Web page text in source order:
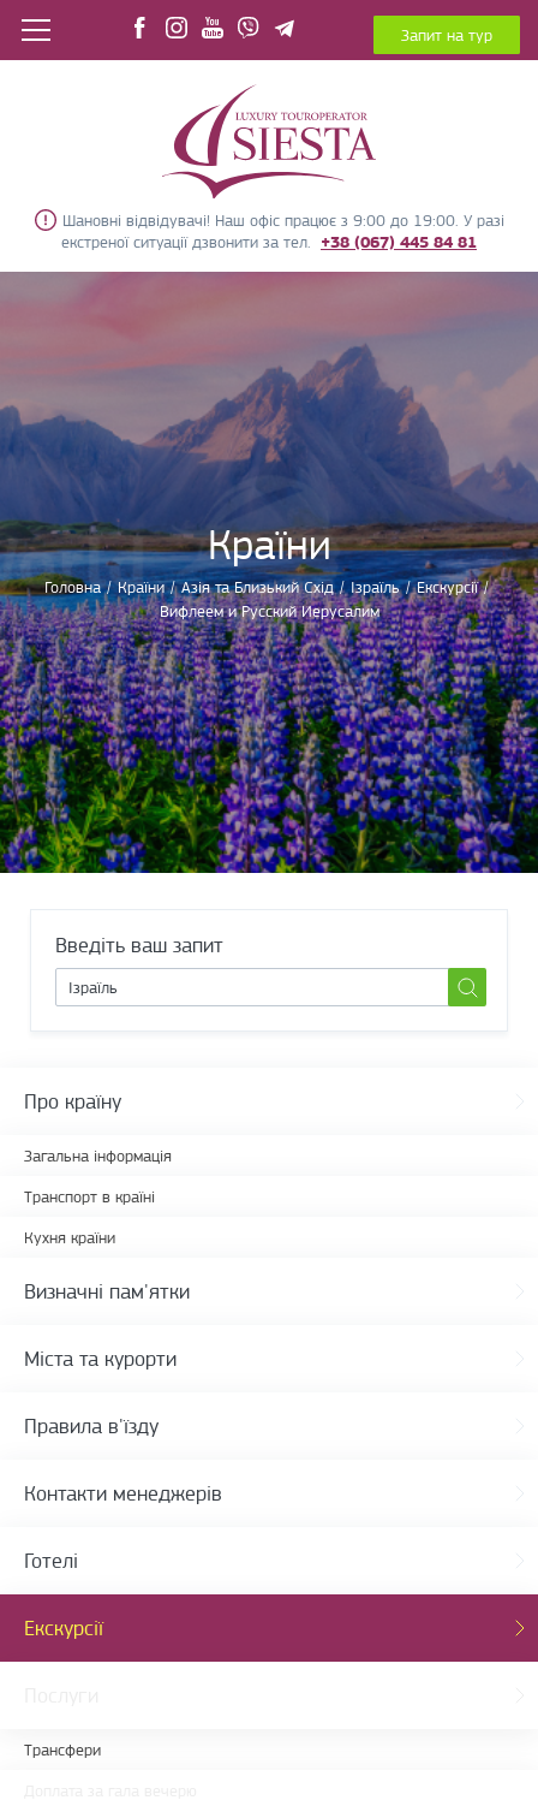
Шановні відвідувачі! Наш офіс працює з 9:00 до 19:00. У разі
екстреної ситуації дзвонити за тел. +38 (067) 445 84 81
Запит на тур
Країни
Головна / Країни / Азія та Близький Схід / Ізраїль / Екскурсії /
Вифлеем и Русский Иерусалим
Введіть ваш запит
Про країну
Загальна інформація
Транспорт в країні
Кухня країни
Визначні пам'ятки
Міста та курорти
Правила в'їзду
Контакти менеджерів
Готелі
Екскурсії
Трансфери